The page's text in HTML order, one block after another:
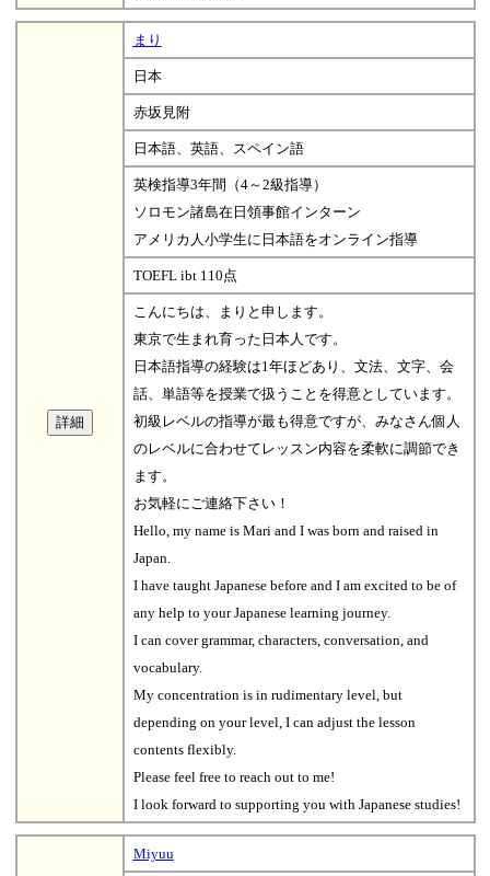
まり
日本
赤坂見附
日本語、英語、スペイン語
英検指導3年間（4～2級指導）
ソロモン諸島在日領事館インターン
アメリカ人小学生に日本語をオンライン指導
TOEFL ibt 110点
こんにちは、まりと申します。
東京で生まれ育った日本人です。
日本語指導の経験は1年ほどあり、文法、文字、会
話、単語等を授業で扱うことを得意としています。
初級レベルの指導が最も得意ですが、みなさん個人
のレベルに合わせてレッスン内容を柔軟に調節でき
ます。
お気軽にご連絡下さい！
Hello, my name is Mari and I was born and raised in
Japan.
I have taught Japanese before and I am excited to be of
any help to your Japanese learning journey.
I can cover grammar, characters, conversation, and
vocabulary.
My concentration is in rudimentary level, but
depending on your level, I can adjust the lesson
contents flexibly.
Please feel free to reach out to me!
I look forward to supporting you with Japanese studies!
Miyuu